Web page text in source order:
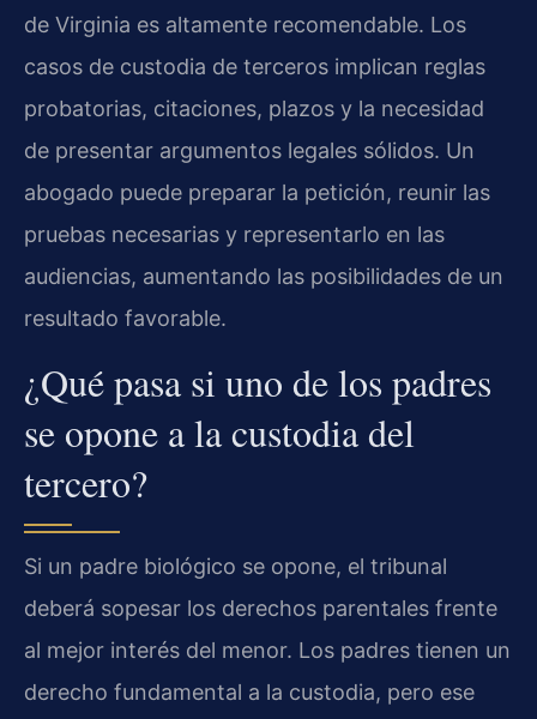
de Virginia es altamente recomendable. Los
casos de custodia de terceros implican reglas
probatorias, citaciones, plazos y la necesidad
de presentar argumentos legales sólidos. Un
abogado puede preparar la petición, reunir las
pruebas necesarias y representarlo en las
audiencias, aumentando las posibilidades de un
resultado favorable.
¿Qué pasa si uno de los padres
se opone a la custodia del
tercero?
Si un padre biológico se opone, el tribunal
deberá sopesar los derechos parentales frente
al mejor interés del menor. Los padres tienen un
derecho fundamental a la custodia, pero ese